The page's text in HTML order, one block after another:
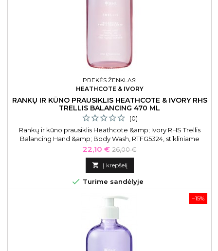
PREKĖS ŽENKLAS:
HEATHCOTE & IVORY
RANKŲ IR KŪNO PRAUSIKLIS HEATHCOTE & IVORY RHS
TRELLIS BALANCING 470 ML
(0)
Rankų ir kūno prausiklis Heathcote &amp; Ivory RHS Trellis
Balancing Hand &amp; Body Wash, RTFG5324, stikliniame
butelyje, 470 ml
Kaina
22,10 € Bazinė
kaina
26,00 €
 Į krepšelį
 Turime sandėlyje
−15%